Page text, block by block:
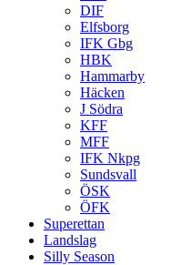
DIF
Elfsborg
IFK Gbg
HBK
Hammarby
Häcken
J Södra
KFF
MFF
IFK Nkpg
Sundsvall
ÖSK
ÖFK
Superettan
Landslag
Silly Season